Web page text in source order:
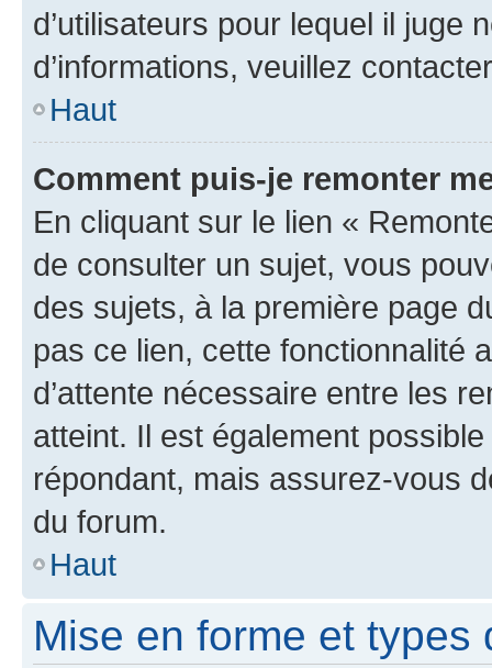
d’utilisateurs pour lequel il juge
d’informations, veuillez
Haut
Comment puis-je remonter
En cliquant sur le lien «
de consulter un sujet, vous
des sujets, à la première page
pas ce lien, cette fonctionnalité
d’attente nécessaire entre les
atteint. Il est également
répondant, mais assurez-vous
du forum.
Haut
Mise en forme et types